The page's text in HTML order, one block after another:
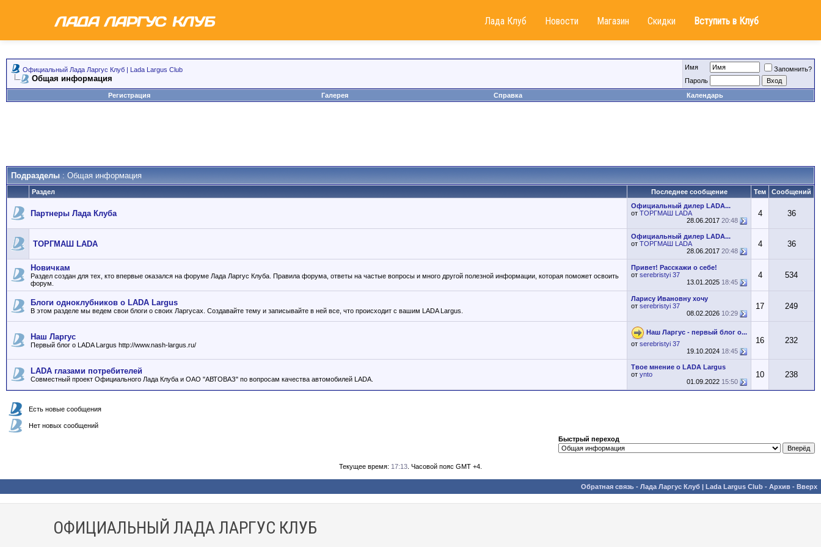
Лада Клуб Новости Магазин Скидки Вступить в Клуб
Официальный Лада Ларгус Клуб | Lada Largus Club
Общая информация
Имя
Запомнить?
Пароль
Регистрация
Галерея Справка Календарь
Подразделы : Общая информация
Раздел Последнее сообщение Тем Сообщений
Партнеры Лада Клуба
Официальный дилер LADA...
от ТОРГМАШ LADA
28.06.2017 20:48
4 36
ТОРГМАШ LADA
Официальный дилер LADA...
от ТОРГМАШ LADA
28.06.2017 20:48
4 36
Новичкам
Раздел создан для тех, кто впервые оказался на форуме Лада Ларгус Клуба. Правила форума, ответы на частые вопросы и много другой полезной информации, которая поможет освоить
форум.
Привет! Расскажи о себе!
от serebristyi 37
13.01.2025 18:45
4 534
Блоги одноклубников о LADA Largus
В этом разделе мы ведем свои блоги о своих Ларгусах. Создавайте тему и записывайте в ней все, что происходит с вашим LADA Largus.
Ларису Ивановну хочу
от serebristyi 37
08.02.2026 10:29
17 249
Наш Ларгус
Первый блог о LADA Largus http://www.nash-largus.ru/
Наш Ларгус - первый блог о...
от serebristyi 37
19.10.2024 18:45
16 232
LADA глазами потребителей
Совместный проект Официального Лада Клуба и ОАО "АВТОВАЗ" по вопросам качества автомобилей LADA.
Твое мнение о LADA Largus
от ynto
01.09.2022 15:50
10 238
Есть новые сообщения
Нет новых сообщений
Быстрый переход
Текущее время: 17:13 . Часовой пояс GMT +4.
Обратная связь - Лада Ларгус Клуб | Lada Largus Club - Архив - Вверх
ОФИЦИАЛЬНЫЙ ЛАДА ЛАРГУС КЛУБ